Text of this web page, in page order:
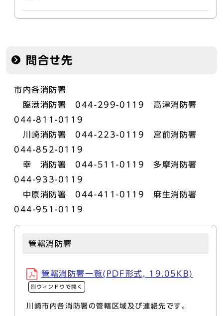
問合せ先
市内各消防署
臨港消防署 044-299-0119 高津消防署
044-811-0119
川崎消防署 044-223-0119 宮前消防署
044-852-0119
幸 消防署 044-511-0119 多摩消防署
044-933-0119
中原消防署 044-411-0119 麻生消防署
044-951-0119
管轄消防署
管轄消防署一覧(PDF形式, 19.05KB)
別ウィンドウで開く
川崎市内各消防署の管轄区域及び連絡先です。